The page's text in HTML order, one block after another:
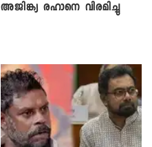
അജിങ്ക്യ രഹാനെ വിരമിച്ചു